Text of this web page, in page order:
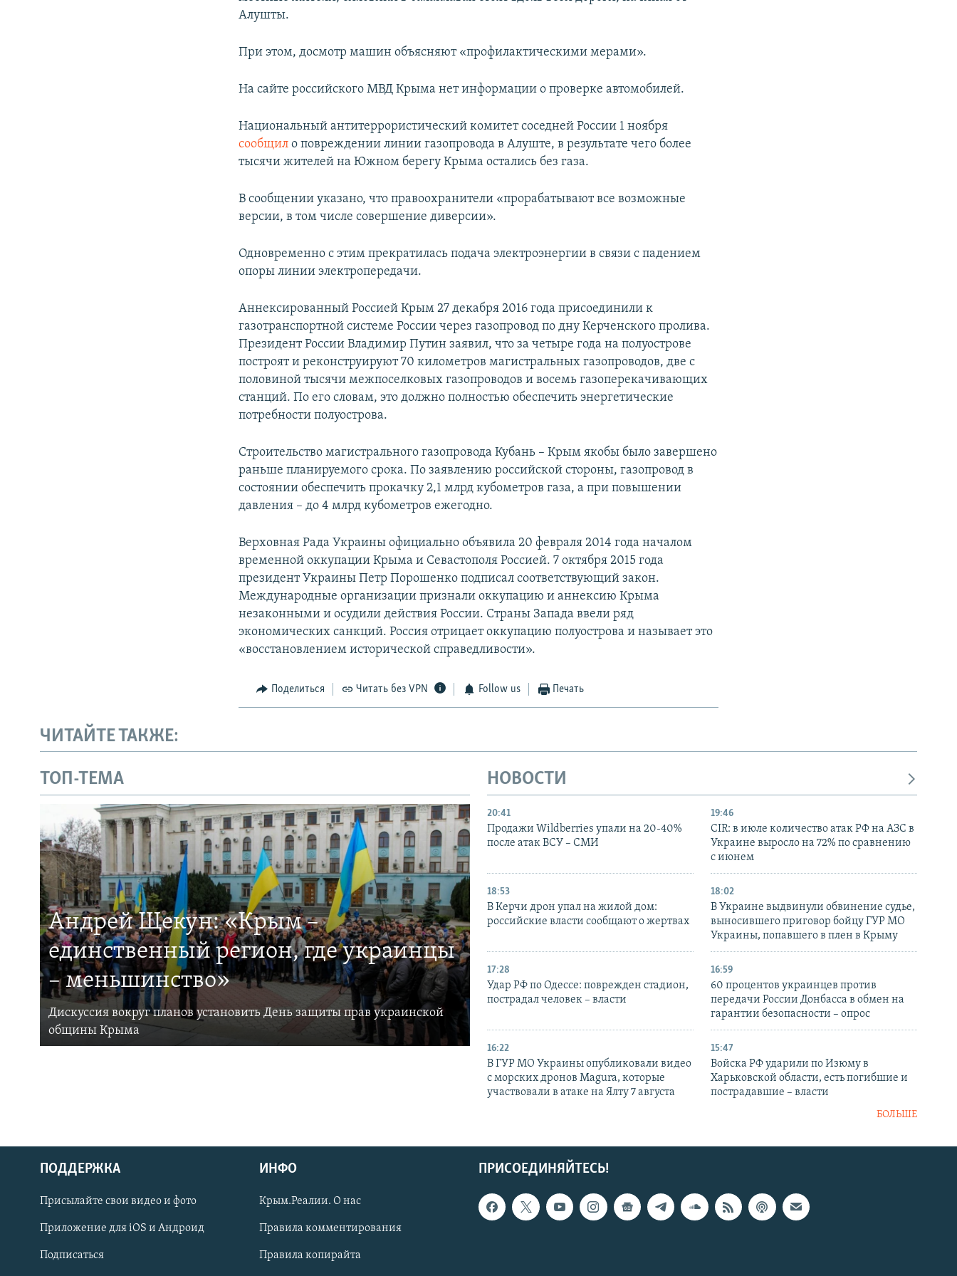
Українською
Qırımtatar
ПРИСОЕДИНЯЙТЕСЬ!
Алушты.
При этом, досмотр машин объясняют «профилактическими мерами».
На сайте российского МВД Крыма нет информации о проверке автомобилей.
Национальный антитеррористический комитет соседней России 1 ноября
сообщило повреждении линии газопровода в Алуште, в результате чего более
тысячи жителей на Южном берегу Крыма остались без газа.
В сообщении указано, что правоохранители «прорабатывают все возможные
версии, в том числе совершение диверсии».
Одновременно с этим прекратилась подача электроэнергии в связи с падением
опоры линии электропередачи.
Аннексированный Россией Крым 27 декабря 2016 года присоединили к
газотранспортной системе России через газопровод по дну Керченского пролива.
Президент России Владимир Путин заявил, что за четыре года на полуострове
построят и реконструируют 70 километров магистральных газопроводов, две с
половиной тысячи межпоселковых газопроводов и восемь газоперекачивающих
станций. По его словам, это должно полностью обеспечить энергетические
потребности полуострова.
Строительство магистрального газопровода Кубань – Крым якобы было завершено
раньше планируемого срока. По заявлению российской стороны, газопровод в
состоянии обеспечить прокачку 2,1 млрд кубометров газа, а при повышении
давления – до 4 млрд кубометров ежегодно.
Верховная Рада Украины официально объявила 20 февраля 2014 года началом
временной оккупации Крыма и Севастополя Россией. 7 октября 2015 года
президент Украины Петр Порошенко подписал соответствующий закон.
Международные организации признали оккупацию и аннексию Крыма
незаконными и осудили действия России. Страны Запада ввели ряд
экономических санкций. Россия отрицает оккупацию полуострова и называет это
«восстановлением исторической справедливости».
Поделиться Читать без VPN Follow us Печать
ЧИТАЙТЕ ТАКЖЕ:
ТОП-ТЕМА
Андрей Щекун: «Крым –
единственный регион, где украинцы
– меньшинство»
Дискуссия вокруг планов установить День защиты прав украинской
общины Крыма
НОВОСТИ
20:41
Продажи Wildberries упали на 20-40%
после атак ВСУ – СМИ
19:46
CIR: в июле количество атак РФ на АЗС в
Украине выросло на 72% по сравнению
с июнем
18:53
В Керчи дрон упал на жилой дом:
российские власти сообщают о жертвах
18:02
В Украине выдвинули обвинение судье,
выносившего приговор бойцу ГУР МО
Украины, попавшего в плен в Крыму
17:28
Удар РФ по Одессе: поврежден стадион,
пострадал человек – власти
16:59
60 процентов украинцев против
передачи России Донбасса в обмен на
гарантии безопасности – опрос
16:22
В ГУР МО Украины опубликовали видео
с морских дронов Magura, которые
участвовали в атаке на Ялту 7 августа
15:47
Войска РФ ударили по Изюму в
Харьковской области, есть погибшие и
пострадавшие – власти
БОЛЬШЕ
ПРИСОЕДИНЯЙТЕСЬ!
ПОДДЕРЖКА
Присылайте свои видео и фото
Приложение для iOS и Андроид
Подписаться
ИНФО
Крым.Реалии. О нас
Правила комментирования
Правила копирайта